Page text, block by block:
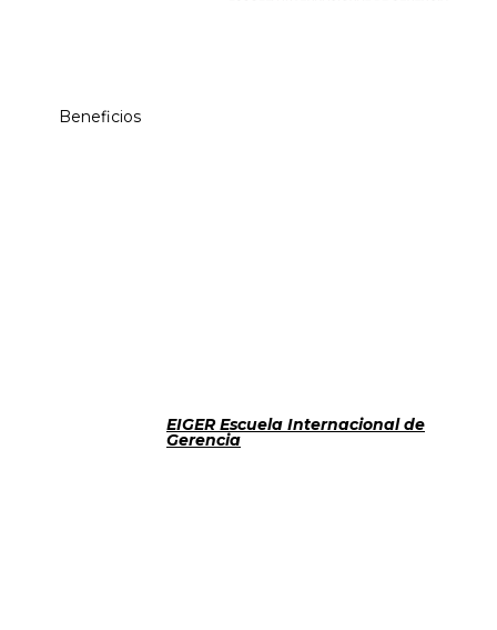
Beneficios
EIGER Escuela Internacional de
Gerencia